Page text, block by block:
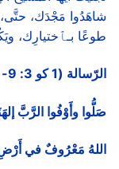
شاهَدُوا مَجْدَك، حتَّى،
طوعًا بـﭑختيارِك،
الرّسالة (1 كو 3: 9- 17)
صَلُّوا وأَوْفُوا الرَّبَّ
اللهُ مَعْرُوفٌ في أَرْضِ